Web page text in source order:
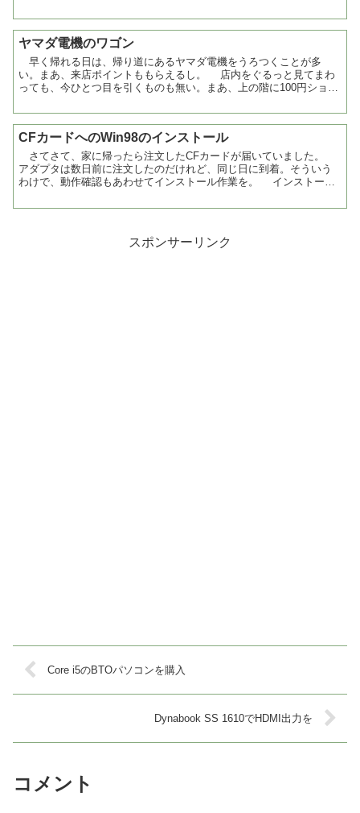
ヤマダ電機のワゴン
早く帰れる日は、帰り道にあるヤマダ電機をうろつくことが多
い。まあ、来店ポイントももらえるし。 店内をぐるっと見てまわ
っても、今ひとつ目を引くものも無い。まあ、上の階に100円ショッ
CFカードへのWin98のインストール
さてさて、家に帰ったら注文したCFカードが届いていました。
アダプタは数日前に注文したのだけれど、同じ日に到着。そういう
わけで、動作確認もあわせてインストール作業を。 インストール
スポンサーリンク
Core i5のBTOパソコンを購入
Dynabook SS 1610でHDMI出力を
コメント